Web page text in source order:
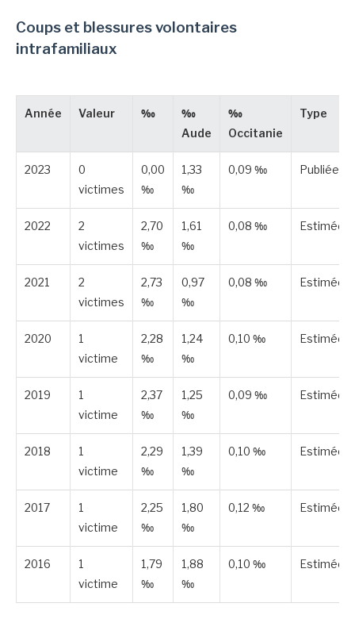
Coups et blessures volontaires
intrafamiliaux
Année Valeur ‰
‰
Aude
‰
Occitanie
Type
2023
0
victimes
0,00
‰
1,33
‰
0,09 ‰ Publiée
2022
2
victimes
2,70
‰
1,61
‰
0,08 ‰ Estimée
2021
2
victimes
2,73
‰
0,97
‰
0,08 ‰ Estimée
2020
1
victime
2,28
‰
1,24
‰
0,10 ‰ Estimée
2019
1
victime
2,37
‰
1,25
‰
0,09 ‰ Estimée
2018
1
victime
2,29
‰
1,39
‰
0,10 ‰ Estimée
2017
1
victime
2,25
‰
1,80
‰
0,12 ‰ Estimée
2016
1
victime
1,79
‰
1,88
‰
0,10 ‰ Estimée